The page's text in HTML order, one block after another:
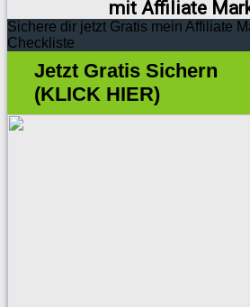
mit Affiliate
Sichere dir jetzt Gratis mein Affiliate
Checkliste
Jetzt Gratis Sichern
(KLICK HIER)